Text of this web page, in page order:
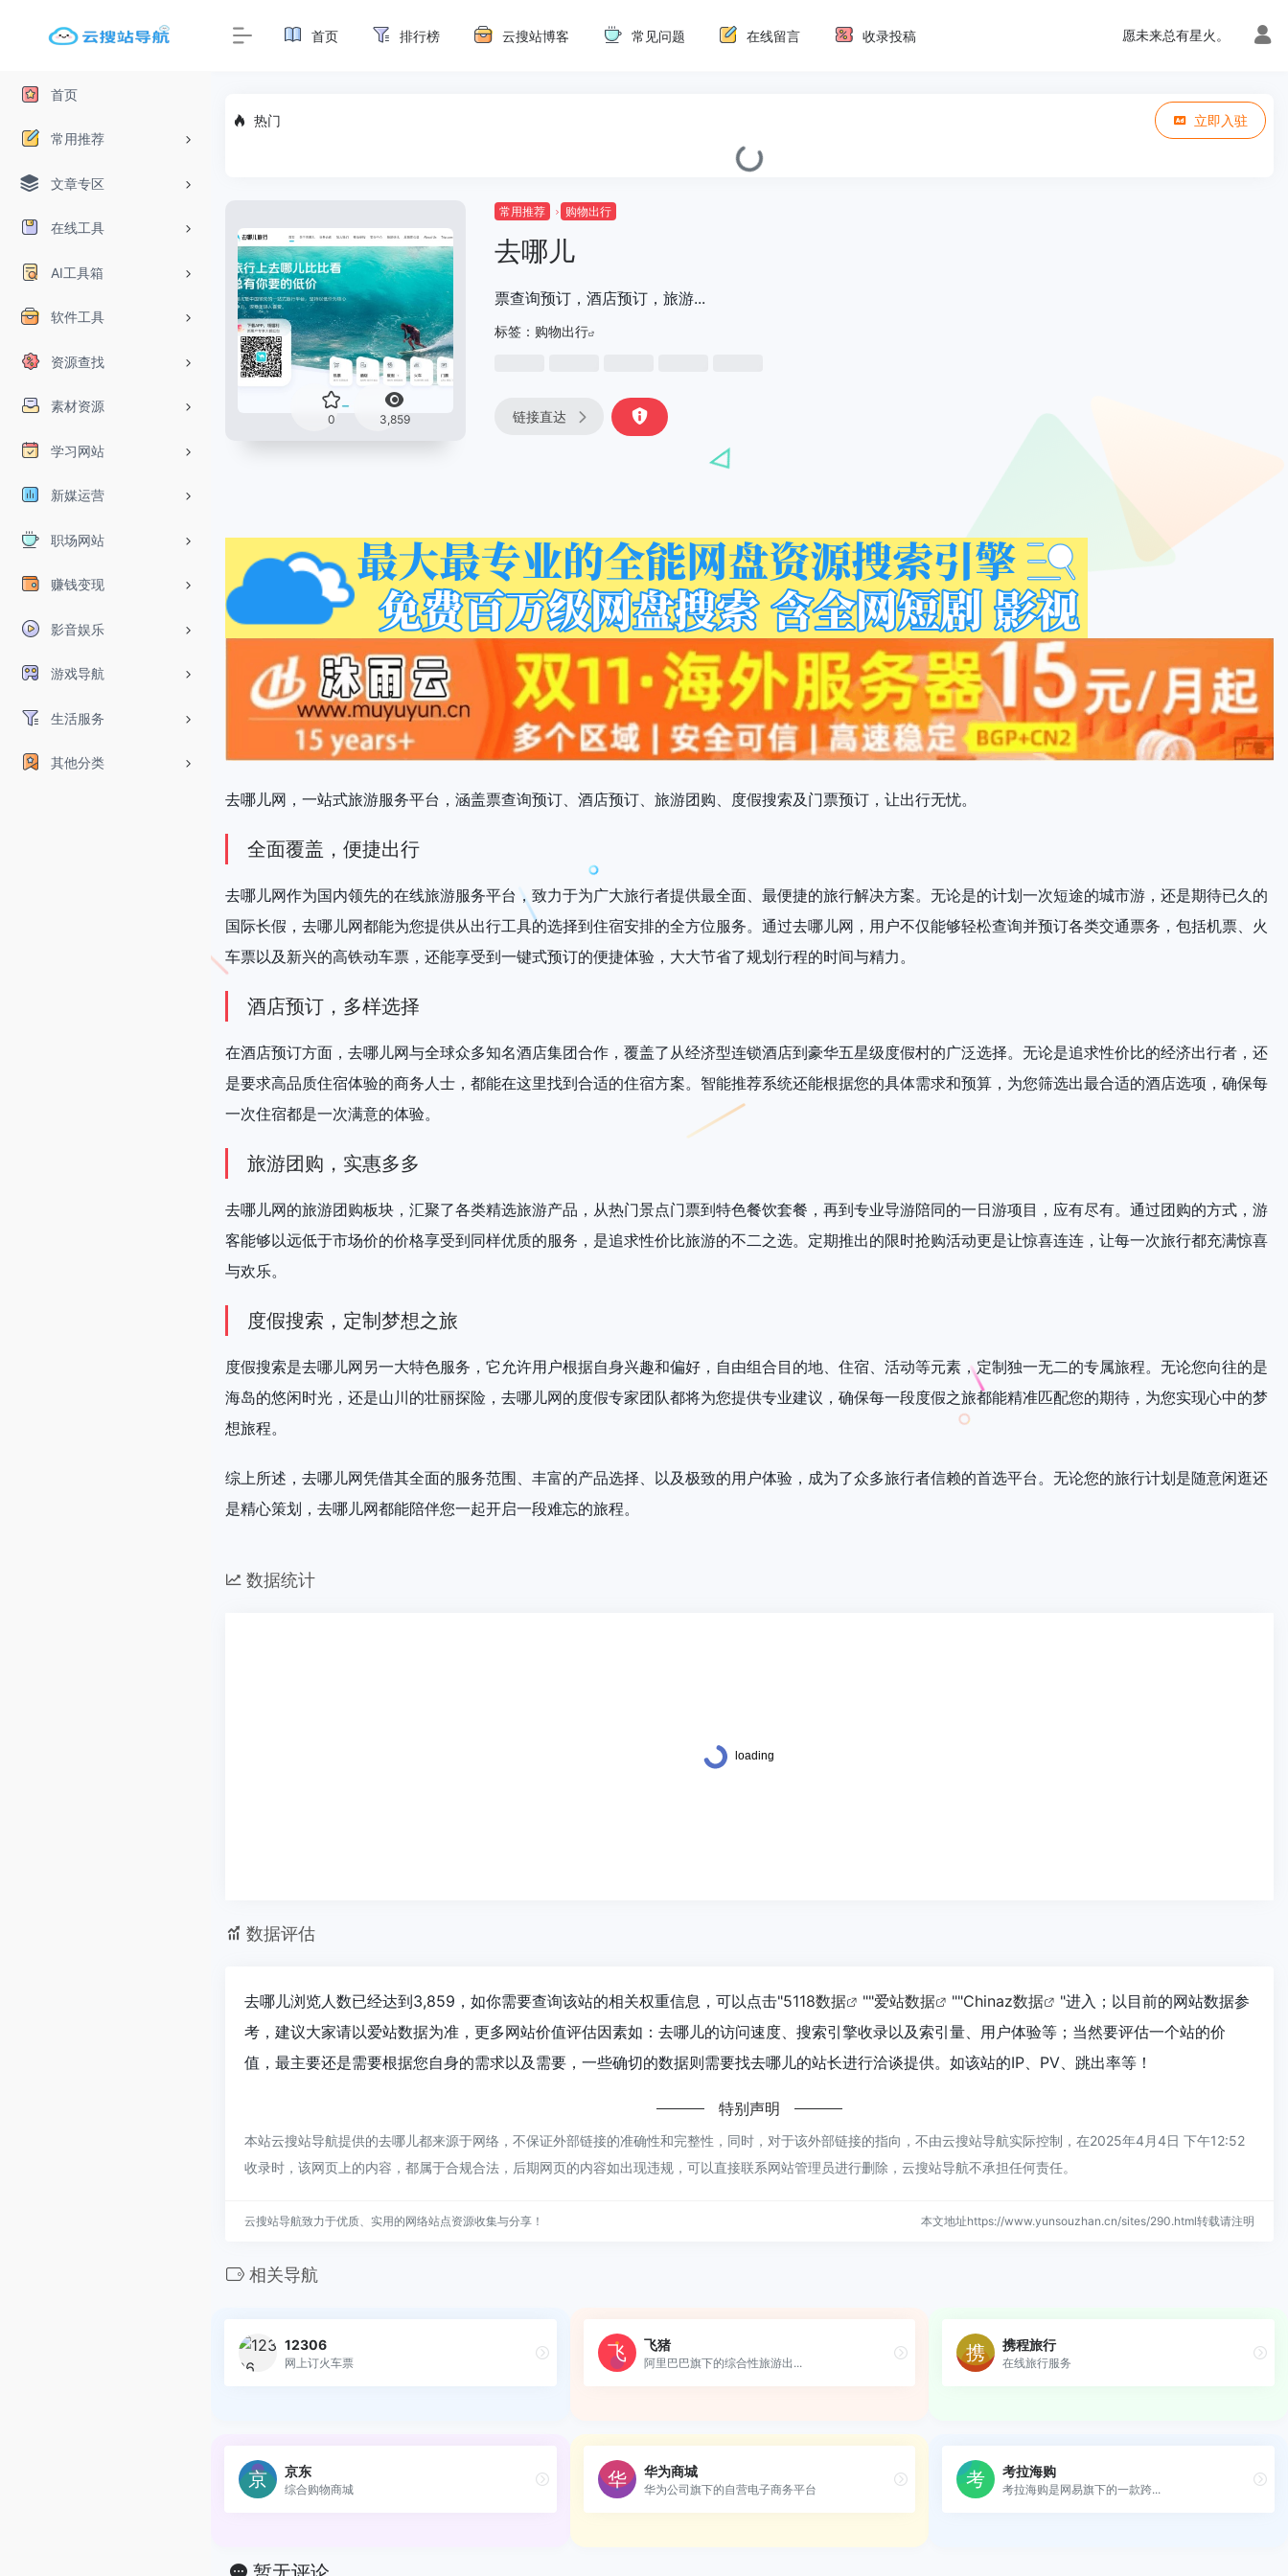
首页
常用推荐
文章专区
在线工具
AI工具箱
软件工具
资源查找
素材资源
学习网站
新媒运营
职场网站
赚钱变现
影音娱乐
游戏导航
生活服务
其他分类
首页 排行榜 云搜站博客 常见问题 在线留言 收录投稿 愿未来总有星火。
热门 立即入驻
0 3,859
常用推荐 购物出行
去哪儿
票查询预订，酒店预订，旅游...
标签： 购物出行
链接直达
去哪儿网，一站式旅游服务平台，涵盖票查询预订、酒店预订、旅游团购、度假搜索及门票预订，让出行无忧。
全面覆盖，便捷出行
去哪儿网作为国内领先的在线旅游服务平台，致力于为广大旅行者提供最全面、最便捷的旅行解决方案。无论是的计划一次短途的城市游，还是期待已久的
国际长假，去哪儿网都能为您提供从出行工具的选择到住宿安排的全方位服务。通过去哪儿网，用户不仅能够轻松查询并预订各类交通票务，包括机票、火
车票以及新兴的高铁动车票，还能享受到一键式预订的便捷体验，大大节省了规划行程的时间与精力。
酒店预订，多样选择
在酒店预订方面，去哪儿网与全球众多知名酒店集团合作，覆盖了从经济型连锁酒店到豪华五星级度假村的广泛选择。无论是追求性价比的经济出行者，还
是要求高品质住宿体验的商务人士，都能在这里找到合适的住宿方案。智能推荐系统还能根据您的具体需求和预算，为您筛选出最合适的酒店选项，确保每
一次住宿都是一次满意的体验。
旅游团购，实惠多多
去哪儿网的旅游团购板块，汇聚了各类精选旅游产品，从热门景点门票到特色餐饮套餐，再到专业导游陪同的一日游项目，应有尽有。通过团购的方式，游
客能够以远低于市场价的价格享受到同样优质的服务，是追求性价比旅游的不二之选。定期推出的限时抢购活动更是让惊喜连连，让每一次旅行都充满惊喜
与欢乐。
度假搜索，定制梦想之旅
度假搜索是去哪儿网另一大特色服务，它允许用户根据自身兴趣和偏好，自由组合目的地、住宿、活动等元素，定制独一无二的专属旅程。无论您向往的是
海岛的悠闲时光，还是山川的壮丽探险，去哪儿网的度假专家团队都将为您提供专业建议，确保每一段度假之旅都能精准匹配您的期待，为您实现心中的梦
想旅程。
综上所述，去哪儿网凭借其全面的服务范围、丰富的产品选择、以及极致的用户体验，成为了众多旅行者信赖的首选平台。无论您的旅行计划是随意闲逛还
是精心策划，去哪儿网都能陪伴您一起开启一段难忘的旅程。
数据统计
数据评估
去哪儿浏览人数已经达到3,859，如你需要查询该站的相关权重信息，可以点击"5118数据 ""爱站数据 ""Chinaz数据
"进入；以目前的网站数据参
考，建议大家请以爱站数据为准，更多网站价值评估因素如：去哪儿的访问速度、搜索引擎收录以及索引量、用户体验等；当然要评估一个站的价
值，最主要还是需要根据您自身的需求以及需要，一些确切的数据则需要找去哪儿的站长进行洽谈提供。如该站的IP、PV、跳出率等！
特别声明
本站云搜站导航提供的去哪儿都来源于网络，不保证外部链接的准确性和完整性，同时，对于该外部链接的指向，不由云搜站导航实际控制，在2025年4月4日 下午12:52
收录时，该网页上的内容，都属于合规合法，后期网页的内容如出现违规，可以直接联系网站管理员进行删除，云搜站导航不承担任何责任。
云搜站导航致力于优质、实用的网络站点资源收集与分享！ 本文地址https://www.yunsouzhan.cn/sites/290.html转载请注明
相关导航
12306
网上订火车票
飞猪
阿里巴巴旗下的综合性旅游出...
携程旅行
在线旅行服务
京东
综合购物商城
华为商城
华为公司旗下的自营电子商务平台
考拉海购
考拉海购是网易旗下的一款跨...